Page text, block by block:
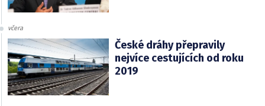
včera
České dráhy přepravily
nejvíce cestujících od roku
2019